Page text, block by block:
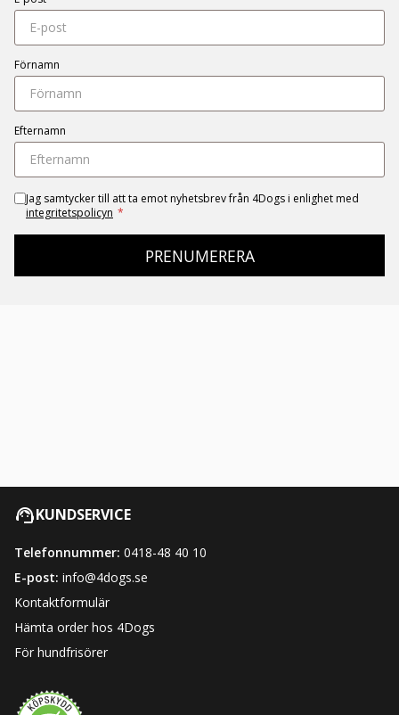
Förnamn
Efternamn
Jag samtycker till att ta emot nyhetsbrev från 4Dogs i enlighet med
integritetspolicyn *
PRENUMERERA
KUNDSERVICE
Telefonnummer: 0418-48 40 10
E-post: info@4dogs.se
Kontaktformulär
Hämta order hos 4Dogs
För hundfrisörer